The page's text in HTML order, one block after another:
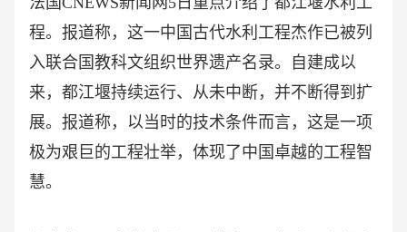
程。报道称，这一中国古代水利工程杰作已被列
入联合国教科文组织世界遗产名录。自建成以
来，都江堰持续运行、从未中断，并不断得到扩
展。报道称，以当时的技术条件而言，这是一项
极为艰巨的工程壮举，体现了中国卓越的工程智
慧。